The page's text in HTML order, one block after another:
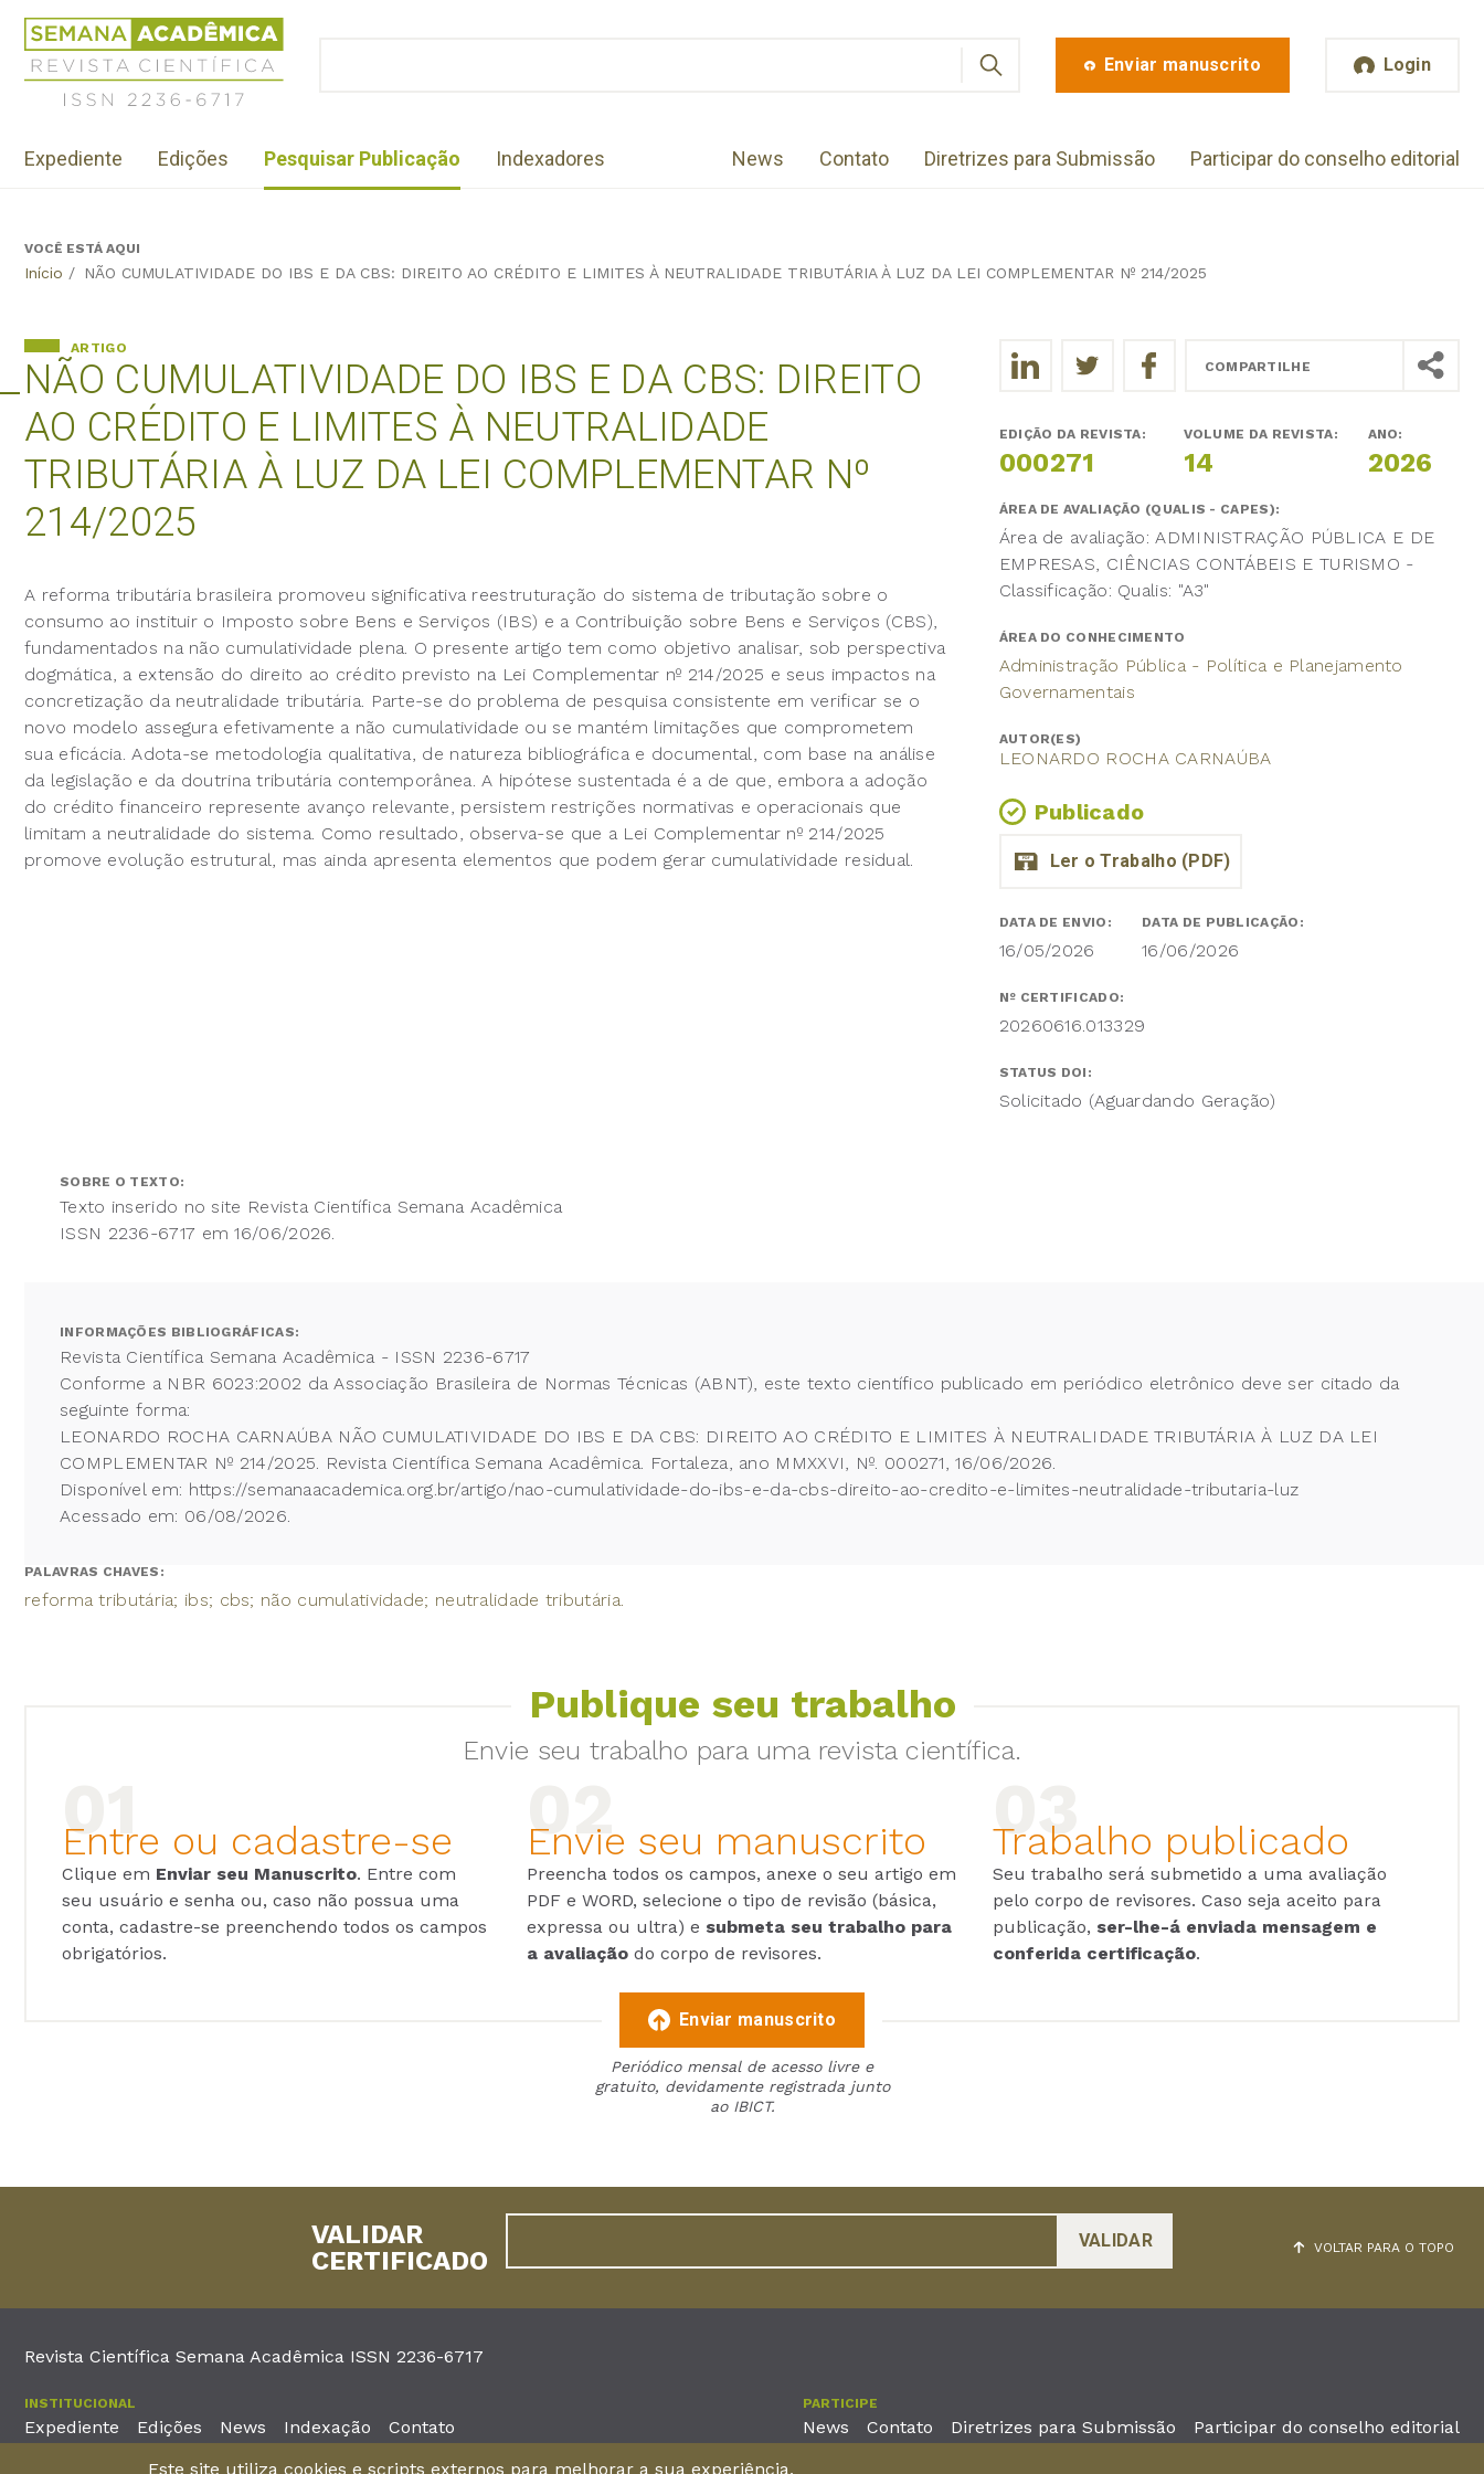
Jump
navigation
Revista
Científica
Semana
Acadêmica
2236-
Enviar manuscrito Login
Menu
institutional
Expediente Edições Pesquisar Publicação Indexadores News Contato Diretrizes para Submissão Participar do conselho editorial
BackVOCÊ ESTÁ AQUI
Início / NÃO CUMULATIVIDADE DO IBS E DA CBS: DIREITO AO CRÉDITO E LIMITES À NEUTRALIDADE TRIBUTÁRIA À LUZ DA LEI COMPLEMENTAR Nº 214/2025
NÃO CUMULATIVIDADE DO IBS E DA CBS: DIREITO
AO CRÉDITO E LIMITES À NEUTRALIDADE
TRIBUTÁRIA À LUZ DA LEI COMPLEMENTAR Nº
214/2025
ARTIGO
A reforma tributária brasileira promoveu significativa reestruturação do sistema de tributação sobre o
consumo ao instituir o Imposto sobre Bens e Serviços (IBS) e a Contribuição sobre Bens e Serviços (CBS),
fundamentados na não cumulatividade plena. O presente artigo tem como objetivo analisar, sob perspectiva
dogmática, a extensão do direito ao crédito previsto na Lei Complementar nº 214/2025 e seus impactos na
concretização da neutralidade tributária. Parte-se do problema de pesquisa consistente em verificar se o
novo modelo assegura efetivamente a não cumulatividade ou se mantém limitações que comprometem
sua eficácia. Adota-se metodologia qualitativa, de natureza bibliográfica e documental, com base na análise
da legislação e da doutrina tributária contemporânea. A hipótese sustentada é a de que, embora a adoção
do crédito financeiro represente avanço relevante, persistem restrições normativas e operacionais que
limitam a neutralidade do sistema. Como resultado, observa-se que a Lei Complementar nº 214/2025
promove evolução estrutural, mas ainda apresenta elementos que podem gerar cumulatividade residual.
COMPARTILHE
EDIÇÃO DA REVISTA:
000271
VOLUME DA REVISTA:
14
ANO:
2026
ÁREA DE AVALIAÇÃO (QUALIS - CAPES):
Área de avaliação: ADMINISTRAÇÃO PÚBLICA E DE
EMPRESAS, CIÊNCIAS CONTÁBEIS E TURISMO -
Classificação: Qualis: "A3"
ÁREA DO CONHECIMENTO
Administração Pública - Política e Planejamento
Governamentais
AUTOR(ES)
LEONARDO ROCHA CARNAÚBA
Publicado
DATA DE ENVIO:
16/05/2026
DATA DE PUBLICAÇÃO:
16/06/2026
Nº CERTIFICADO:
20260616.013329
STATUS DOI:
Solicitado (Aguardando Geração)
SOBRE O TEXTO:
Texto inserido no site Revista Científica Semana Acadêmica
ISSN 2236-6717 em 16/06/2026.
INFORMAÇÕES BIBLIOGRÁFICAS:
Revista Científica Semana Acadêmica - ISSN 2236-6717
Conforme a NBR 6023:2002 da Associação Brasileira de Normas Técnicas (ABNT), este texto científico publicado em periódico eletrônico deve ser citado da
seguinte forma:
LEONARDO ROCHA CARNAÚBA NÃO CUMULATIVIDADE DO IBS E DA CBS: DIREITO AO CRÉDITO E LIMITES À NEUTRALIDADE TRIBUTÁRIA À LUZ DA LEI
COMPLEMENTAR Nº 214/2025. Revista Científica Semana Acadêmica. Fortaleza, ano MMXXVI, Nº. 000271, 16/06/2026.
Disponível em: https://semanaacademica.org.br/artigo/nao-cumulatividade-do-ibs-e-da-cbs-direito-ao-credito-e-limites-neutralidade-tributaria-luz
Acessado em: 06/08/2026.
PALAVRAS CHAVES:
reforma tributária; ibs; cbs; não cumulatividade; neutralidade tributária.
Publique seu trabalho
Envie seu trabalho para uma revista científica.
Entre ou cadastre-se
Clique em Enviar seu Manuscrito. Entre com
seu usuário e senha ou, caso não possua uma
conta, cadastre-se preenchendo todos os campos
obrigatórios.
Envie seu manuscrito
Preencha todos os campos, anexe o seu artigo em
PDF e WORD, selecione o tipo de revisão (básica,
expressa ou ultra) e submeta seu trabalho para
a avaliação do corpo de revisores.
Trabalho publicado
Seu trabalho será submetido a uma avaliação
pelo corpo de revisores. Caso seja aceito para
publicação, ser-lhe-á enviada mensagem e
conferida certificação.
Enviar manuscrito
Periódico mensal de acesso livre e
gratuito, devidamente registrada junto
ao IBICT.
VOLTAR PARA O TOPO
VALIDAR
CERTIFICADO
Revista Científica Semana Acadêmica ISSN 2236-6717
INSTITUCIONAL
Expediente Edições News Indexação Contato
PARTICIPE
News Contato Diretrizes para Submissão Participar do conselho editorial
Este site utiliza cookies e scripts externos para melhorar a sua experiência,